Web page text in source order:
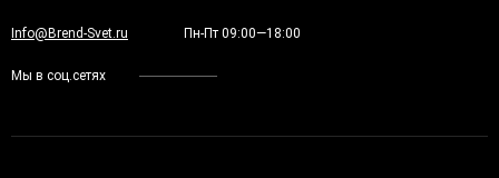
Info@Brend-Svet.ru Пн-Пт 09:00—18:00
Мы в соц.сетях